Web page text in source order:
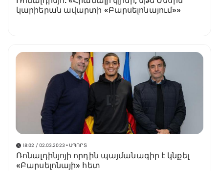
կարիերան ավարտի «Բարսելոնայում»»
18:02 / 02.03.2023 • ՍՊՈՐՏ
Ռոնալդինյոյի որդին պայմանագիր է կնքել
«Բարսելոնայի» հետ